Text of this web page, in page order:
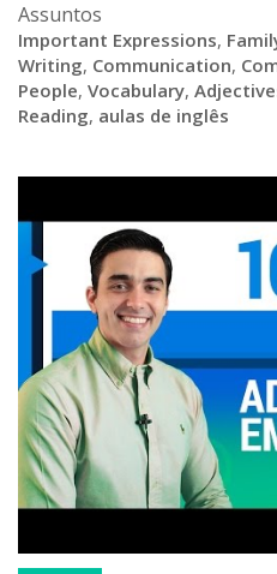
Assuntos
Important Expressions,
Writing, Communication,
People, Vocabulary,
Reading, aulas de inglês